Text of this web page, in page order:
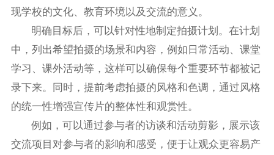
现学校的文化、教育环境以及交流的意义。
明确目标后，可以针对性地制定拍摄计划。在计划
中，列出希望拍摄的场景和内容，例如日常活动、课堂
学习、课外活动等，这样可以确保每个重要环节都被记
录下来。同时，提前考虑拍摄的风格和色调，通过风格
的统一性增强宣传片的整体性和观赏性。
例如，可以通过参与者的访谈和活动剪影，展示该
交流项目对参与者的影响和感受，便于让观众更容易产